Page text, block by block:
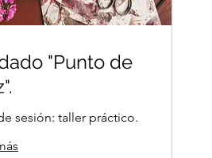
"Punto de
sesión: taller práctico.